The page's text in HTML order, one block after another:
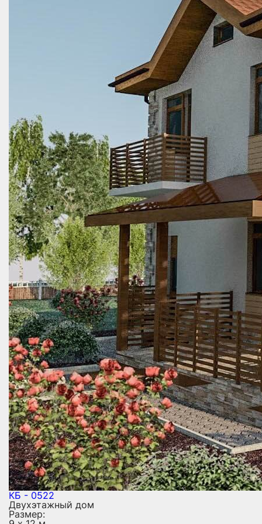
КБ - 0522
Двухэтажный дом
Размер: